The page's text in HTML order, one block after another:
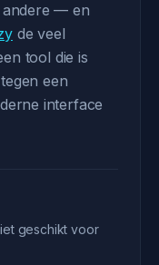
andere — en
de veel
tool die is
een
interface
geschikt voor